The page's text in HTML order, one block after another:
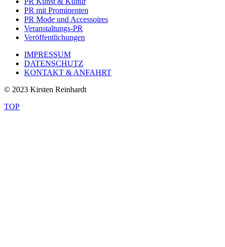
PR mit Prominenten
PR Mode und Accessoires
Veranstaltungs-PR
Veröffentlichungen
IMPRESSUM
DATENSCHUTZ
KONTAKT & ANFAHRT
© 2023 Kirsten Reinhardt
TOP